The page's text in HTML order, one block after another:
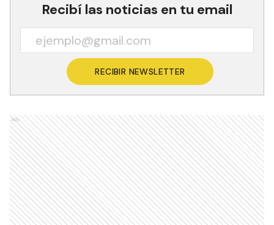
Recibí las noticias en tu email
RECIBIR NEWSLETTER
Ads